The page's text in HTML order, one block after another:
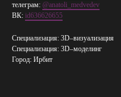
телеграм: @anatoli_medvedev
ВК: id636626655
Специализация: 3D–визуализация
Специализация: 3D–​моделинг
Город: Ирбит